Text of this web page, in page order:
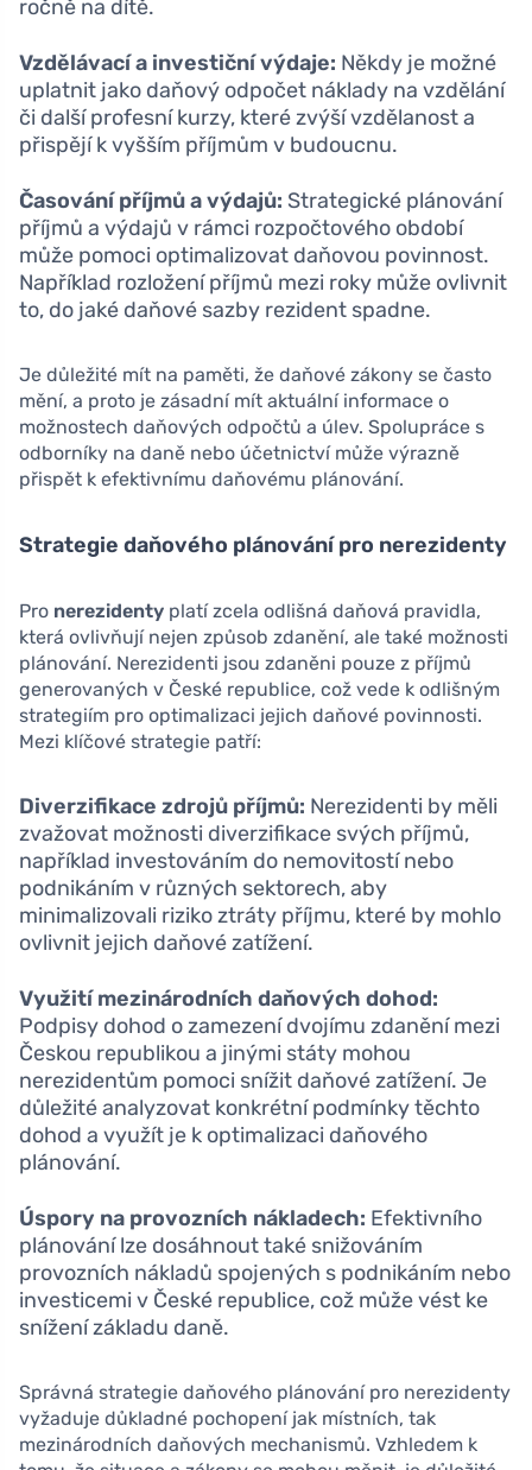
ročně na dítě.
Vzdělávací a investiční výdaje: Někdy je možné
uplatnit jako daňový odpočet náklady na vzdělání
či další profesní kurzy, které zvýší vzdělanost a
přispějí k vyšším příjmům v budoucnu.
Časování příjmů a výdajů: Strategické plánování
příjmů a výdajů v rámci rozpočtového období
může pomoci optimalizovat daňovou povinnost.
Například rozložení příjmů mezi roky může ovlivnit
to, do jaké daňové sazby rezident spadne.
Je důležité mít na paměti, že daňové zákony se často
mění, a proto je zásadní mít aktuální informace o
možnostech daňových odpočtů a úlev. Spolupráce s
odborníky na daně nebo účetnictví může výrazně
přispět k efektivnímu daňovému plánování.
Strategie daňového plánování pro nerezidenty
Pro nerezidenty platí zcela odlišná daňová pravidla,
která ovlivňují nejen způsob zdanění, ale také možnosti
plánování. Nerezidenti jsou zdaněni pouze z příjmů
generovaných v České republice, což vede k odlišným
strategiím pro optimalizaci jejich daňové povinnosti.
Mezi klíčové strategie patří:
Diverzifikace zdrojů příjmů: Nerezidenti by měli
zvažovat možnosti diverzifikace svých příjmů,
například investováním do nemovitostí nebo
podnikáním v různých sektorech, aby
minimalizovali riziko ztráty příjmu, které by mohlo
ovlivnit jejich daňové zatížení.
Využití mezinárodních daňových dohod:
Podpisy dohod o zamezení dvojímu zdanění mezi
Českou republikou a jinými státy mohou
nerezidentům pomoci snížit daňové zatížení. Je
důležité analyzovat konkrétní podmínky těchto
dohod a využít je k optimalizaci daňového
plánování.
Úspory na provozních nákladech: Efektivního
plánování lze dosáhnout také snižováním
provozních nákladů spojených s podnikáním nebo
investicemi v České republice, což může vést ke
snížení základu daně.
Správná strategie daňového plánování pro nerezidenty
vyžaduje důkladné pochopení jak místních, tak
mezinárodních daňových mechanismů. Vzhledem k